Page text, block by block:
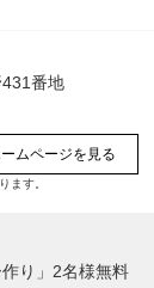
番地
ます。
ムページを見る
り」2名様無料